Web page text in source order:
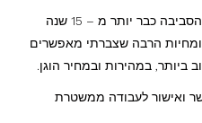
אני מעניק שירותי מנעולן בחיפה והסביבה כבר יותר מ – 15 שנה
הרבה שצברתי מאפשרים
במהירות ובמחיר הוגן.
ואישור לעבודה ממשטרת